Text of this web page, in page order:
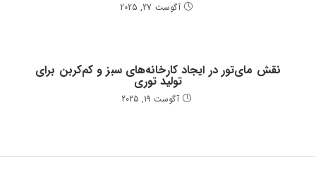
آگوست 27, 2025
نقش مای‌تور در ایجاد کارخانه‌های سبز و کم‌کربن برای
تولید توری
آگوست 19, 2025